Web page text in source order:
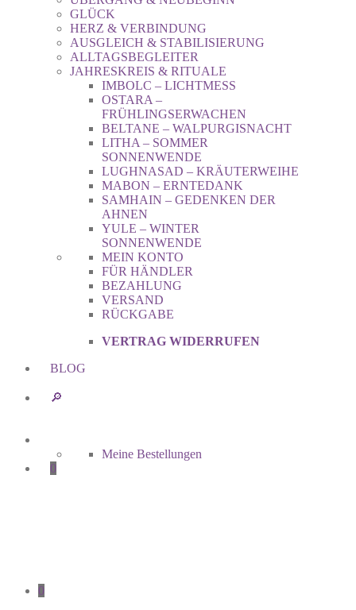
GLÜCK
HERZ & VERBINDUNG
AUSGLEICH & STABILISIERUNG
ALLTAGSBEGLEITER
JAHRESKREIS & RITUALE
IMBOLC – LICHTMESS
OSTARA –
FRÜHLINGSERWACHEN
BELTANE – WALPURGISNACHT
LITHA – SOMMER
SONNENWENDE
LUGHNASAD – KRÄUTERWEIHE
MABON – ERNTEDANK
SAMHAIN – GEDENKEN DER
AHNEN
YULE – WINTER
SONNENWENDE
MEIN KONTO
FÜR HÄNDLER
BEZAHLUNG
VERSAND
RÜCKGABE
VERTRAG WIDERRUFEN
BLOG
🔎︎
Meine Bestellungen
0
0